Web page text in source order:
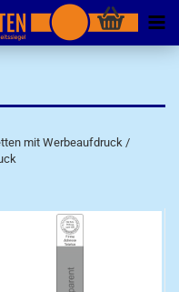
mit Werbeaufdruck /